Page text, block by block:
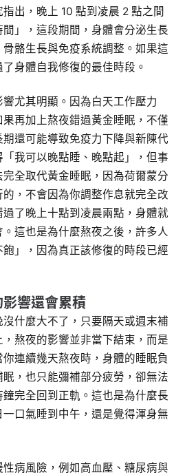
出，晚上 10 點到凌晨 2 點之間
」，這段期間，身體會分泌生長
骼生長與免疫系統調整。如果這
身體自我修復的最佳時段。
尤其明顯。因為白天工作壓力
再加上熬夜錯過黃金睡眠，不僅
還可能導致免疫力下降與新陳代
我可以晚點睡、晚點起」，但事
全取代黃金睡眠，因為荷爾蒙分
，不會因為你調整作息就完全改
了晚上十點到凌晨兩點，身體就
這也是為什麼熬夜之後，許多人
」，因為真正該修復的時段已經
響還會累積
什麼大不了，只要隔天或週末補
熬夜的影響並非當下結束，而是
連續幾天熬夜時，身體的睡眠負
，也只能彌補部分疲勞，卻無法
完全回到正軌。這也是為什麼長
口氣睡到中午，還是覺得渾身無
病風險，例如高血壓、糖尿病與